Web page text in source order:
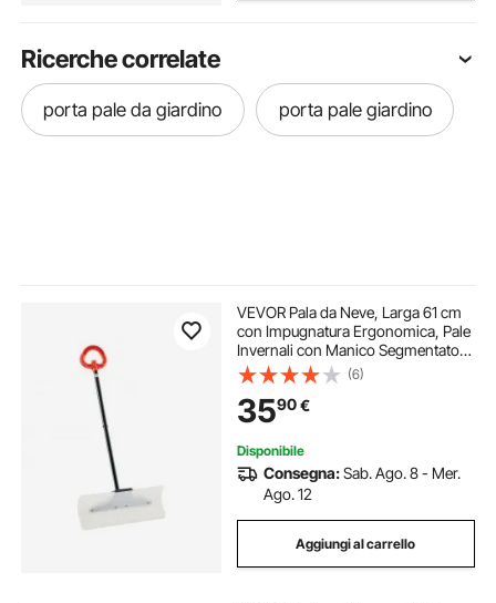
Ricerche correlate
porta pale da giardino porta pale giardino
VEVOR Pala da Neve, Larga 61 cm
con Impugnatura Ergonomica, Pale
Invernali con Manico Segmentato,
Lama Plastica HDPE, Strumento
Portatile per Rimozione della Neve
per Vialetti, Giardino, Campeggio
(6)
3590€
Disponibile
Consegna:Sab. Ago. 8 - Mer.
Ago. 12
Aggiungi al carrello